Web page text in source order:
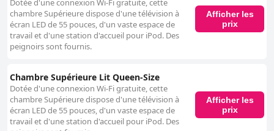
Dotée d'une connexion Wi-Fi gratuite, cette
chambre Supérieure dispose d'une télévision à
écran LED de 55 pouces, d'un vaste espace de
travail et d'une station d'accueil pour iPod. Des
peignoirs sont fournis.
Afficher les
prix
Chambre Supérieure Lit Queen-Size
Dotée d'une connexion Wi-Fi gratuite, cette
chambre Supérieure dispose d'une télévision à
écran LED de 55 pouces, d'un vaste espace de
travail et d'une station d'accueil pour iPod. Des
Afficher les
prix